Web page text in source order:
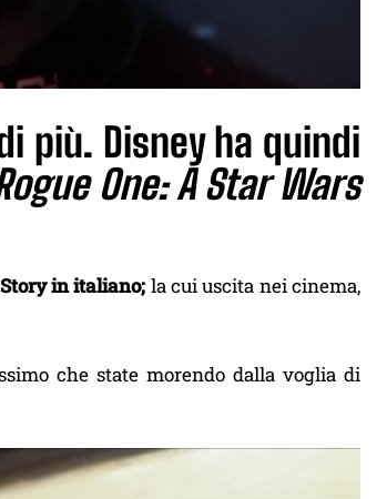
più. Disney ha quindi
One: A Star Wars
in italiano; la cui uscita nei cinema,
che state morendo dalla voglia di